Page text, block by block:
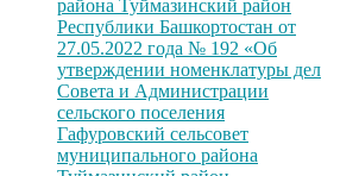
района Туймазинский район
Республики Башкортостан от
27.05.2022 года № 192 «Об
утверждении номенклатуры дел
Совета и Администрации
сельского поселения
Гафуровский сельсовет
муниципального района